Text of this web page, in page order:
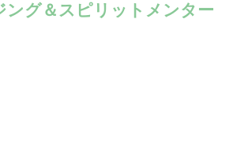
ング＆スピリットメンター